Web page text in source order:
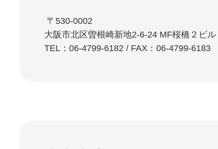
⁩ 〒530-0002
大阪市北区曽根崎新地2-6-24 MF桜橋２ビル
TEL：06-4799-6182 / FAX：06-4799-6183